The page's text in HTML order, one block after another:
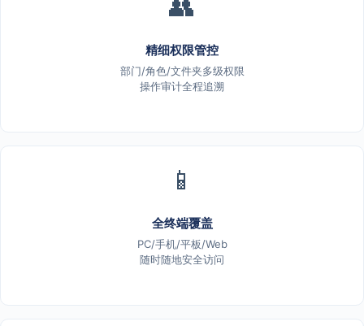
👥
精细权限管控
部门/角色/文件夹多级权限
操作审计全程追溯
📱
全终端覆盖
PC/手机/平板/Web
随时随地安全访问